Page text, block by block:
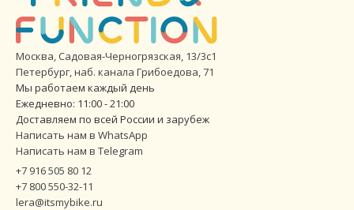
Москва, Садовая-Черногрязская, 13/3с1
Петербург,наб. канала Грибоедова, 71
Мы работаем каждый день
Ежедневно: 11:00 - 21:00
Доставляем по всей России и зарубеж
Написать нам в WhatsApp
Написать нам в Telegram
+7 916 505 80 12
+7 800 550-32-11
lera@itsmybike.ru